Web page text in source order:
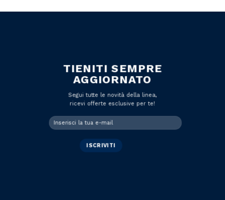
TIENITI SEMPRE
AGGIORNATO
Segui tutte le novità della linea,
ricevi offerte esclusive per te!